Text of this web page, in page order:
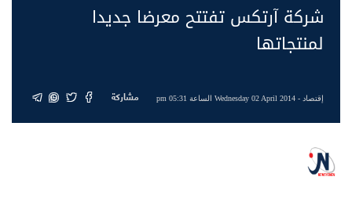
شركة آرتكس تفتتح معرضا جديدا
لمنتجاتها
إقتصاد - Wednesday 02 April 2014 الساعة 05:31 pm مشاركة